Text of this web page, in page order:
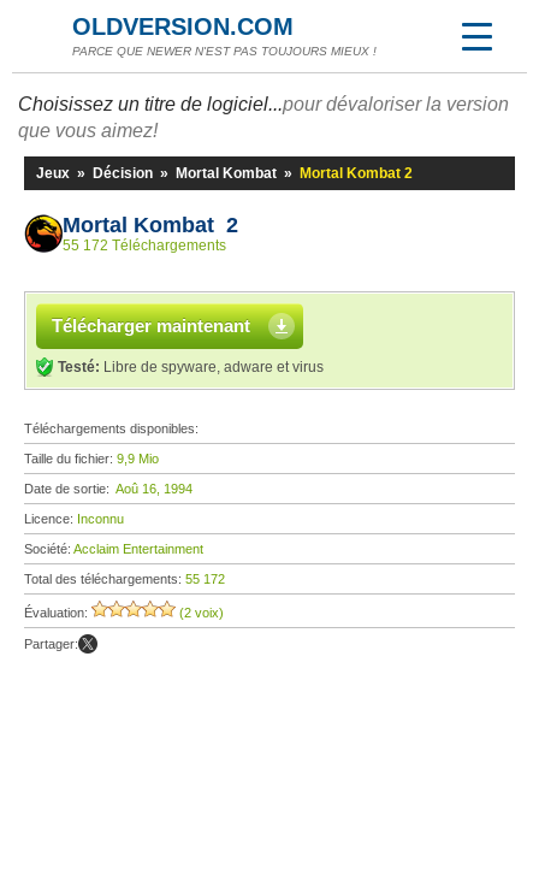
OLDVERSION.COM
PARCE QUE NEWER N'EST PAS TOUJOURS MIEUX !
Choisissez un titre de logiciel...pour dévaloriser la version
que vous aimez!
Jeux » Décision » Mortal Kombat » Mortal Kombat 2
Mortal Kombat 2
55 172 Téléchargements
Télécharger maintenant
Testé: Libre de spyware, adware et virus
Téléchargements disponibles:
Taille du fichier: 9,9 Mio
Date de sortie: Aoû 16, 1994
Licence: Inconnu
Société: Acclaim Entertainment
Total des téléchargements: 55 172
Évaluation: (2 voix)
Partager: